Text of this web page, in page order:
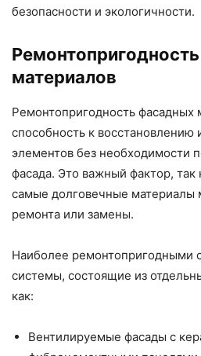
безопасности и экологичности.
материалов
Ремонтопригодность фасадных
способность к восстановлению
элементов без необходимости
фасада. Это важный фактор,
самые долговечные материалы
ремонта или замены.
Наиболее ремонтопригодными
системы, состоящие из
как:
Вентилируемые фасады с